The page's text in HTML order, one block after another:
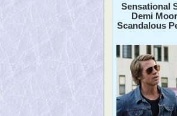
Sensational
Demi
Scandalous